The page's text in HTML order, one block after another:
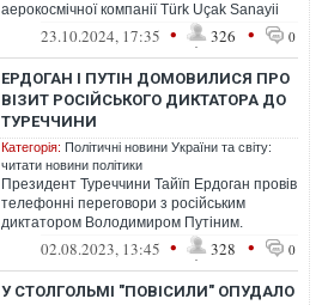
аерокосмічної компанії Türk Uçak Sanayii
Anonim Ortaklığı (TUSAŞ). Внаслідо...
23.10.2024, 17:35 • 326 • 0
ЕРДОГАН І ПУТІН ДОМОВИЛИСЯ ПРО
ВІЗИТ РОСІЙСЬКОГО ДИКТАТОРА ДО
ТУРЕЧЧИНИ
Категорія: Політичні новини України та світу:
читати новини політики
Президент Туреччини Тайїп Ердоган провів
телефонні переговори з російським
диктатором Володимиром Путіним.
Домовились про візит останнього до
02.08.2023, 13:45 • 328 • 0
У СТОЛГОЛЬМІ "ПОВІСИЛИ" ОПУДАЛО